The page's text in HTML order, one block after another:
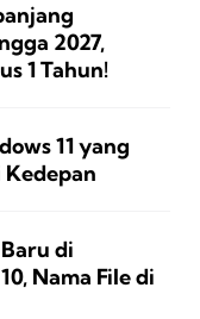
2027,
1 Tahun!
11 yang
di
Nama File di